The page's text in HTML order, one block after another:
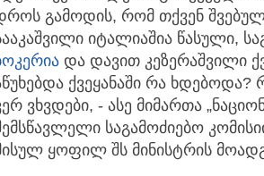
გამოდის, რომ თქვენ
იტალიაშია წასული,
და დავით კეზერაშვილი
ქვეყანაში რა
ვხვდები, - ასე მიმართა
საგამოძიებო
ყოფილ შს მინისტრის